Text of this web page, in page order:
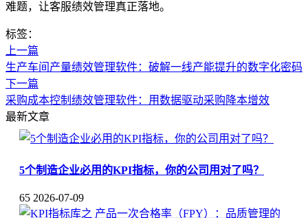
难题，让客服绩效管理真正落地。
标签：
上一篇
生产车间产量绩效管理软件：破解一线产能提升的数字化密码
下一篇
采购成本控制绩效管理软件：用数据驱动采购降本增效
最新文章
5个制造企业必用的KPI指标，你的公司用对了吗？
65 2026-07-09